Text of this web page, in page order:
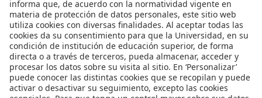
Bajo los términos de esta licencia, se permite
descargar este recurso y compartirlo con otras
personas, siempre y cuando se reconozca su autoría.
No obstante, la licencia impide modificar este material